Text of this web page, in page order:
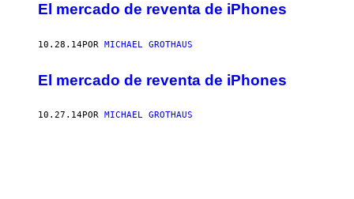
El mercado de reventa de iPhones
10.28.14POR MICHAEL GROTHAUS
El mercado de reventa de iPhones
10.27.14POR MICHAEL GROTHAUS